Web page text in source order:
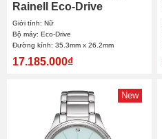
Rainell Eco-Drive
EM1202-50P
35.3mmx26.2mm
Giới tính: Nữ
Bộ máy: Eco-Drive
Đường kính: 35.3mm x 26.2mm
17.185.000₫
New